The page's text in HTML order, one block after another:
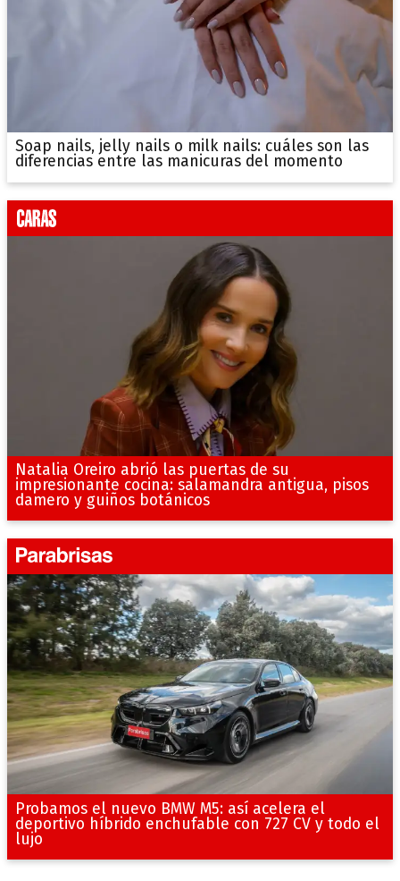
Soap nails, jelly nails o milk nails: cuáles son las
diferencias entre las manicuras del momento
Natalia Oreiro abrió las puertas de su
impresionante cocina: salamandra antigua, pisos
damero y guiños botánicos
Probamos el nuevo BMW M5: así acelera el
deportivo híbrido enchufable con 727 CV y todo el
lujo